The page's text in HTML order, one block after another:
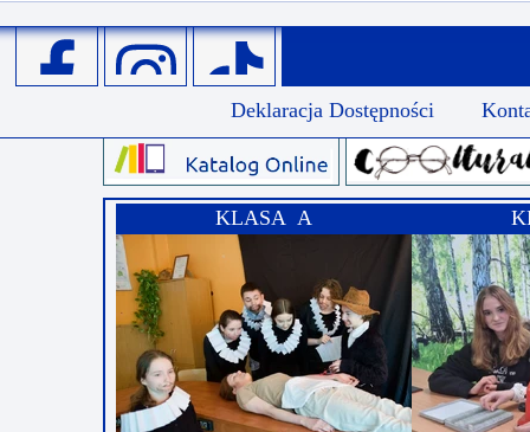
KLASA A
Deklaracja Dostępności